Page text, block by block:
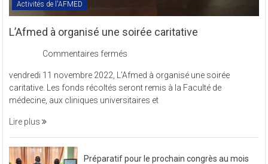
Activités de l'AFMED
L’Afmed à organisé une soirée caritative
Commentaires fermés
à
organisé
une
vendredi 11 novembre 2022, L’Afmed à organisé une soirée
caritative. Les fonds récoltés seront remis à la Faculté de
médecine, aux cliniques universitaires et
Lire plus
Préparatif pour le prochain congrès au mois